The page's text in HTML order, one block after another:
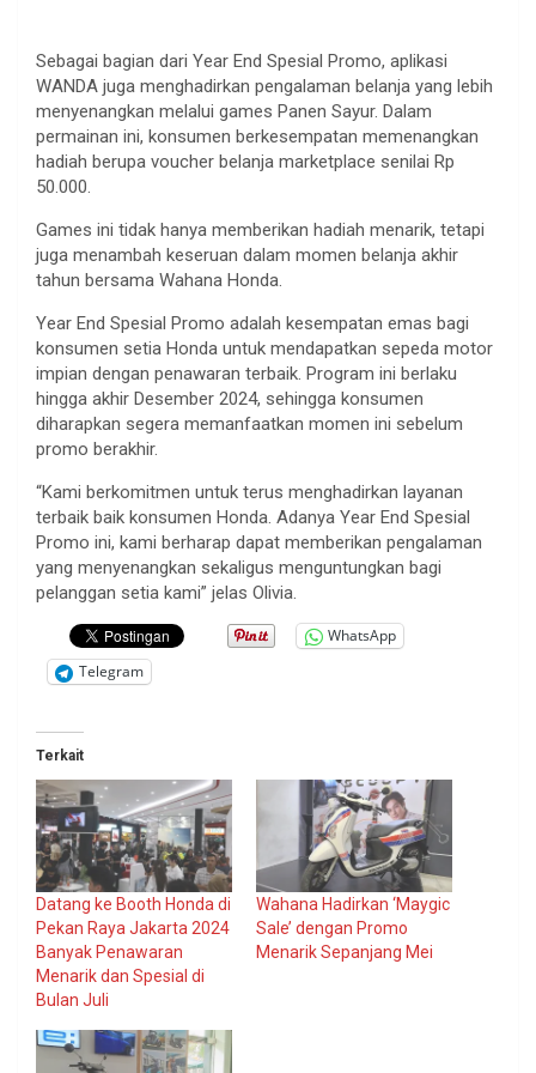
Sebagai bagian dari Year End Spesial Promo, aplikasi
WANDA juga menghadirkan pengalaman belanja yang lebih
menyenangkan melalui games Panen Sayur. Dalam
permainan ini, konsumen berkesempatan memenangkan
hadiah berupa voucher belanja marketplace senilai Rp
50.000.
Games ini tidak hanya memberikan hadiah menarik, tetapi
juga menambah keseruan dalam momen belanja akhir
tahun bersama Wahana Honda.
Year End Spesial Promo adalah kesempatan emas bagi
konsumen setia Honda untuk mendapatkan sepeda motor
impian dengan penawaran terbaik. Program ini berlaku
hingga akhir Desember 2024, sehingga konsumen
diharapkan segera memanfaatkan momen ini sebelum
promo berakhir.
“Kami berkomitmen untuk terus menghadirkan layanan
terbaik baik konsumen Honda. Adanya Year End Spesial
Promo ini, kami berharap dapat memberikan pengalaman
yang menyenangkan sekaligus menguntungkan bagi
pelanggan setia kami” jelas Olivia.
WhatsApp
Telegram
Terkait
Datang ke Booth Honda di
Pekan Raya Jakarta 2024
Banyak Penawaran
Menarik dan Spesial di
Bulan Juli
Wahana Hadirkan ‘Maygic
Sale’ dengan Promo
Menarik Sepanjang Mei